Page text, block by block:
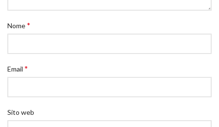
Nome*
Email *
Sito web